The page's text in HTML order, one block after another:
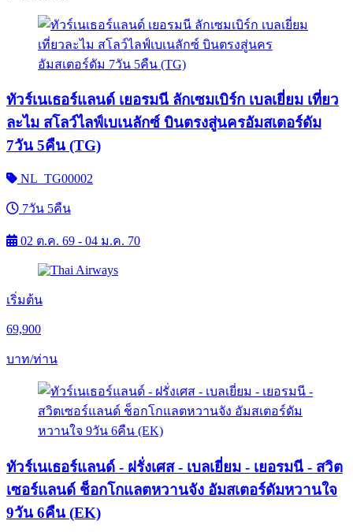
ทัวร์เนเธอร์แลนด์ เยอรมนี ลักเซมเบิร์ก เบลเยี่ยม เที่ยว
ละไม สโลว์ไลฟ์เบเนลักซ์ บินตรงสู่นครอัมสเตอร์ดัม
7วัน 5คืน (TG)
NL_TG00002
7วัน 5คืน
02 ต.ค. 69 - 04 ม.ค. 70
เริ่มต้น
69,900
บาท/ท่าน
ทัวร์เนเธอร์แลนด์ - ฝรั่งเศส - เบลเยี่ยม - เยอรมนี - สวิต
เซอร์แลนด์ ช็อกโกแลตหวานจัง อัมสเตอร์ดัมหวานใจ
9วัน 6คืน (EK)